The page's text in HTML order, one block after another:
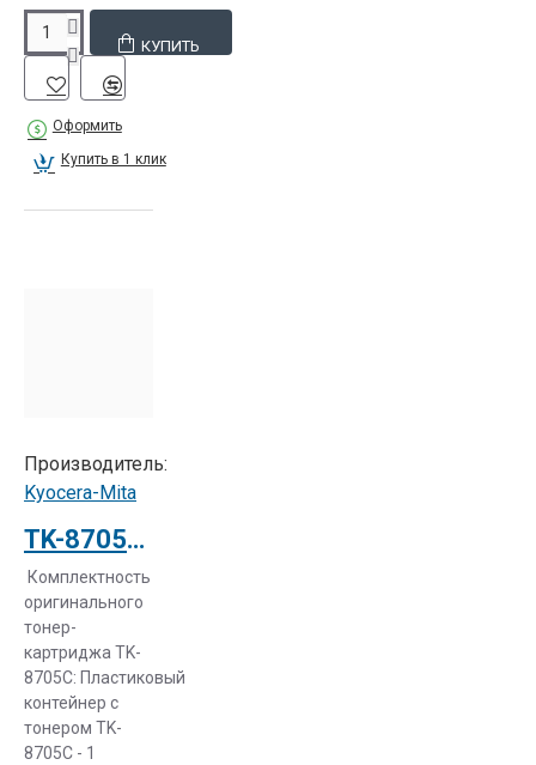
КУПИТЬ
Оформить
Купить в 1 клик
Производитель:
Kyocera-Mita
TK-8705C Тонер-картридж голубой Kyocera TASKalfa 6550ci (1T02K9CNL0)
Комплектность
оригинального
тонер-
картриджа TK-
8705C: Пластиковый
контейнер с
тонером TK-
8705C - 1